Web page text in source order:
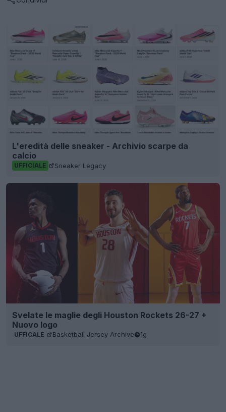
L'eredità delle sneaker - Archivio scarpe da
calcio
UFFICIALE Sneaker Legacy
Svelate le maglie degli Houston Rockets 26-27 +
Nuovo logo
UFFICALE Basketball Jersey Archive 1g